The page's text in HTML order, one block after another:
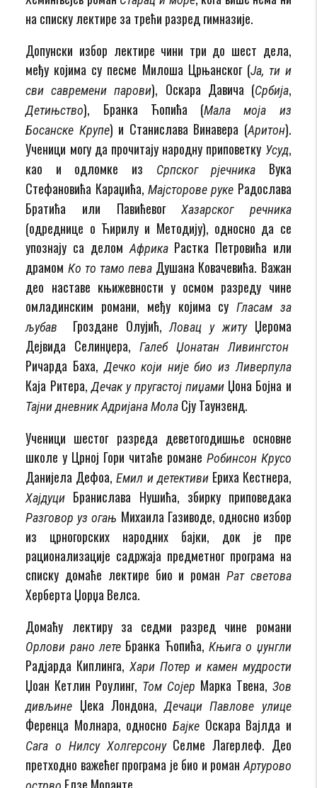
на списку лектире за трећи разред гимназије.
Допунски избор лектире чини три до шест дела,
међу којима су песме Милоша Црњанског (Ја, ти и
сви савремени парови), Оскара Давича (Србија,
Детињство), Бранка Ћопића (Мала моја из
Босанске Крупе) и Станислава Винавера (Аритон).
Ученици могу да прочитају народну приповетку Усуд,
као и одломке из
Српског рјечника
Вука
Стефановића Караџића, Мајсторове руке Радослава
Братића или ПавићевогХазарског речника
(одреднице о Ћирилу и Методију), односно да се
упознају са делом Африка Растка Петровића или
драмом Ко то тамо пева Душана Ковачевића. Важан
део наставе књижевности у осмом разреду чине
омладинским романи, међу којима су Гласам за
љубав
Гроздане Олујић,Ловац у житу Џерома
Дејвида Селинџера, Галеб Џонатан Ливингстон
Ричарда Баха, Дечко који није био из Ливерпула
Каја Ритера, Дечак у пругастој пиџами Џона Бојна и
Тајни дневник Адријана Мола Сју Таунзенд.
Ученици шестог разреда деветогодишње основне
школе у Црној Гори читаће романе Робинсон Крусо
Данијела Дефоа,Емил и детективи Ериха Кестнера,
Хајдуци Бранислава Нушића, збирку приповедака
Разговор уз огањ Михаила Газиводе, односно избор
из црногорских народних бајки, док је пре
рационализације садржаја предметног програма на
списку домаће лектире био и роман Рат светова
Херберта Џорџа Велса.
Домаћу лектиру за седми разред чине романи
Орлови рано лете Бранка Ћопића, Књига о џунгли
Радјарда Киплинга,Хари Потер и камен мудрости
Џоан Кетлин Роулинг, Том Сојер Марка Твена, Зов
дивљине Џека Лондона,Дечаци Павлове улице
Ференца Молнара, односно Бајке Оскара Вајлда и
Сага о Нилсу Холгерсону Селме Лагерлеф. Део
претходно важећег програма је био и роман Артурово
Елзе Моранте.